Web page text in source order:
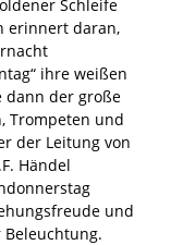
Schleife
erinnert daran,
ihre weißen
dann der große
Trompeten und
der Leitung von
Händel
und